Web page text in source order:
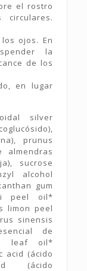
el rostro
circulares.
ojos. En
la
de los
en lugar
silver
prunus
almendras
sucrose
alcohol
gum
peel oil*
limon peel
sinensis
de
leaf oil*
acid (ácido
(ácido